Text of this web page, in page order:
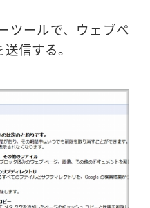
ツールで、ウェブペ
信する。